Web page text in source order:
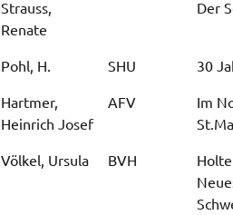
Strauss,
Renate
Der
Pohl, H. SHU
30
Hartmer,
Heinrich Josef
AFV
Im
Völkel, Ursula BVH